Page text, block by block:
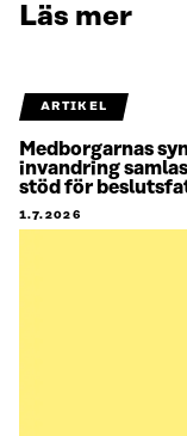
Läs mer
ARTIKEL
Medborgarnas
invandring
stöd för
1.7.2026